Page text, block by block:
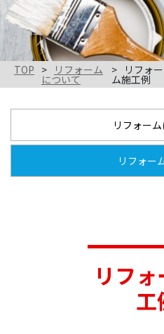
TOP リフォーム
について
リフォー
ム施工例
リフォー
リフォー
リフ
工